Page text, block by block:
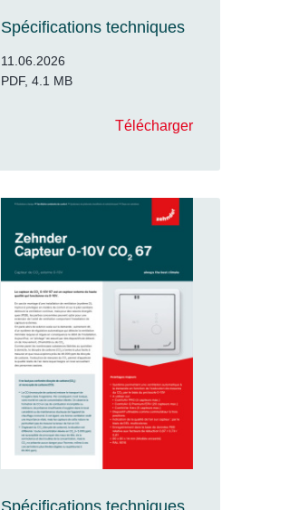
Spécifications techniques
11.06.2026
PDF, 4.1 MB
Télécharger